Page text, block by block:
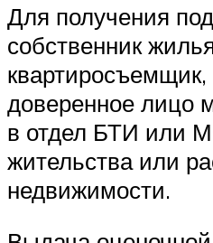
Для получения
собственник
доверенное лицо
в отдел БТИ или
жительства или
недвижимости.